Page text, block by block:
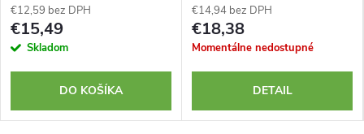
€12,59 bez DPH
€15,49
Skladom
DO KOŠÍKA
€14,94 bez DPH
€18,38
Momentálne nedostupné
DETAIL